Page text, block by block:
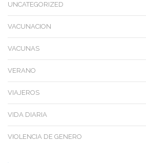
UNCATEGORIZED
VACUNACION
VACUNAS
VERANO
VIAJEROS
VIDA DIARIA
VIOLENCIA DE GENERO